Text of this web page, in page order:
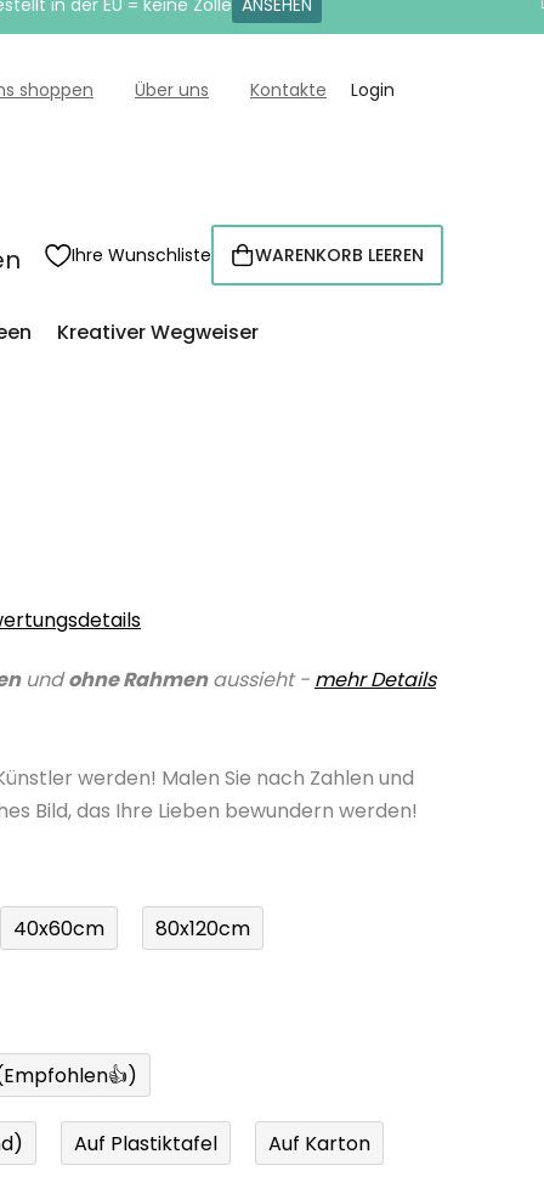
in der EU = keine Zölle ANSEHEN
shoppen Über uns Kontakte Login
Ihre Wunschliste WARENKORB
WARENKORB LEEREN
Kreativer Wegweiser
undohne Rahmenaussieht - mehr Details
werden! Malen Sie nach Zahlen und
Bild, das Ihre Lieben bewundern werden!
40x60cm 80x120cm
Auf Plastiktafel Auf Karton